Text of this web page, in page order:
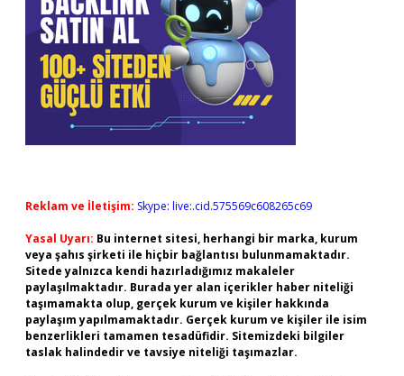
Reklam ve İletişim: Skype: live:.cid.575569c608265c69
Yasal Uyarı: Bu internet sitesi, herhangi bir marka, kurum
veya şahıs şirketi ile hiçbir bağlantısı bulunmamaktadır.
Sitede yalnızca kendi hazırladığımız makaleler
paylaşılmaktadır. Burada yer alan içerikler haber niteliği
taşımamakta olup, gerçek kurum ve kişiler hakkında
paylaşım yapılmamaktadır. Gerçek kurum ve kişiler ile isim
benzerlikleri tamamen tesadüfidir. Sitemizdeki bilgiler
taslak halindedir ve tavsiye niteliği taşımazlar.